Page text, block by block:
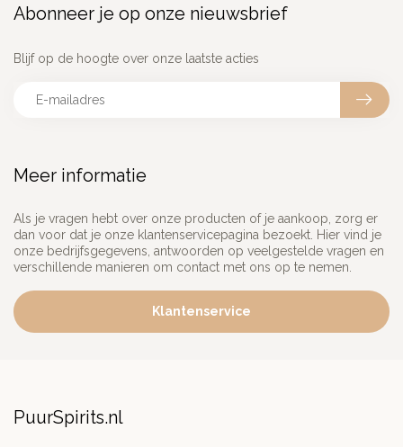
Meer informatie
Als je vragen hebt over onze producten of je aankoop, zorg er
dan voor dat je onze klantenservicepagina bezoekt. Hier vind je
onze bedrijfsgegevens, antwoorden op veelgestelde vragen en
verschillende manieren om contact met ons op te nemen.
Klantenservice
Abonneer je op onze nieuwsbrief
Blijf op de hoogte over onze laatste acties
PuurSpirits.nl